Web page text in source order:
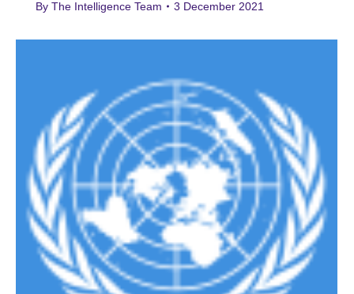
By The Intelligence Team 3 December 2021